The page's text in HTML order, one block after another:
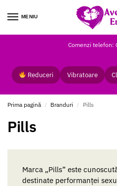
MENIU
Comenzi telefon:
Reduceri Vibratoare
Prima pagină / Branduri / Pills
Pills
Marca „Pills” este
destinate performanței